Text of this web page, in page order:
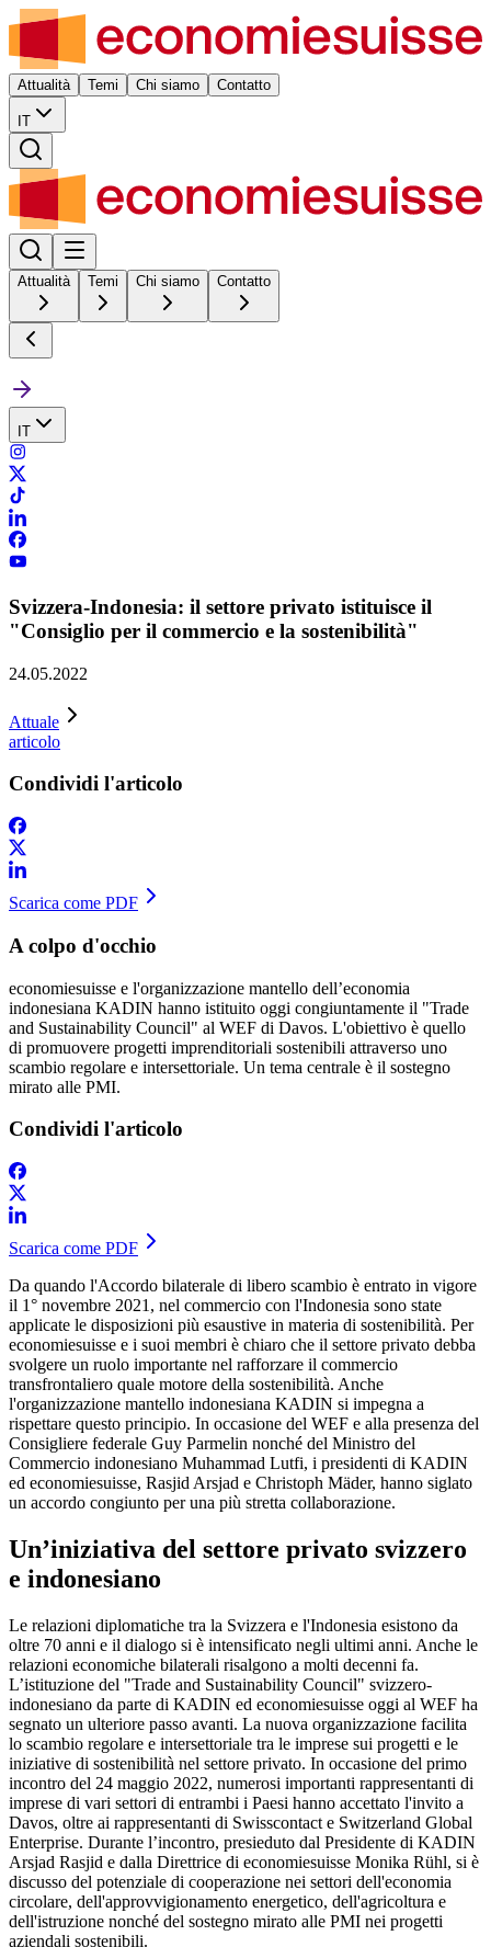
Attualità Temi Chi siamo Contatto
IT
Attualità Temi Chi siamo Contatto
IT
Svizzera-Indonesia: il settore privato istituisce il
"Consiglio per il commercio e la sostenibilità"
24.05.2022
Attuale
articolo
Condividi l'articolo
Scarica come PDF
A colpo d'occhio
economiesuisse e l'organizzazione mantello dell’economia
indonesiana KADIN hanno istituito oggi congiuntamente il "Trade
and Sustainability Council" al WEF di Davos. L'obiettivo è quello
di promuovere progetti imprenditoriali sostenibili attraverso uno
scambio regolare e intersettoriale. Un tema centrale è il sostegno
mirato alle PMI.
Condividi l'articolo
Scarica come PDF
Da quando l'Accordo bilaterale di libero scambio è entrato in vigore
il 1° novembre 2021, nel commercio con l'Indonesia sono state
applicate le disposizioni più esaustive in materia di sostenibilità. Per
economiesuisse e i suoi membri è chiaro che il settore privato debba
svolgere un ruolo importante nel rafforzare il commercio
transfrontaliero quale motore della sostenibilità. Anche
l'organizzazione mantello indonesiana KADIN si impegna a
rispettare questo principio. In occasione del WEF e alla presenza del
Consigliere federale Guy Parmelin nonché del Ministro del
Commercio indonesiano Muhammad Lutfi, i presidenti di KADIN
ed economiesuisse, Rasjid Arsjad e Christoph Mäder, hanno siglato
un accordo congiunto per una più stretta collaborazione.
Un’iniziativa del settore privato svizzero
e indonesiano
Le relazioni diplomatiche tra la Svizzera e l'Indonesia esistono da
oltre 70 anni e il dialogo si è intensificato negli ultimi anni. Anche le
relazioni economiche bilaterali risalgono a molti decenni fa.
L’istituzione del "Trade and Sustainability Council" svizzero-
indonesiano da parte di KADIN ed economiesuisse oggi al WEF ha
segnato un ulteriore passo avanti. La nuova organizzazione facilita
lo scambio regolare e intersettoriale tra le imprese sui progetti e le
iniziative di sostenibilità nel settore privato. In occasione del primo
incontro del 24 maggio 2022, numerosi importanti rappresentanti di
imprese di vari settori di entrambi i Paesi hanno accettato l'invito a
Davos, oltre ai rappresentanti di Swisscontact e Switzerland Global
Enterprise. Durante l’incontro, presieduto dal Presidente di KADIN
Arsjad Rasjid e dalla Direttrice di economiesuisse Monika Rühl, si è
discusso del potenziale di cooperazione nei settori dell'economia
circolare, dell'approvvigionamento energetico, dell'agricoltura e
dell'istruzione nonché del sostegno mirato alle PMI nei progetti
aziendali sostenibili.